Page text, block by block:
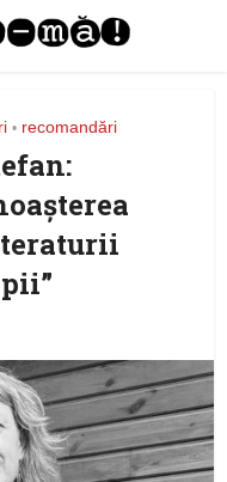
• recomandări